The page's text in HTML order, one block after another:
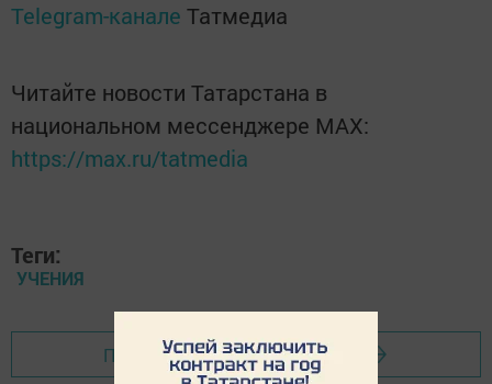
Telegram-канале Татмедиа
Читайте новости Татарстана в
национальном мессенджере MАХ:
https://max.ru/tatmedia
Теги:
УЧЕНИЯ
Перейти на страницу новости